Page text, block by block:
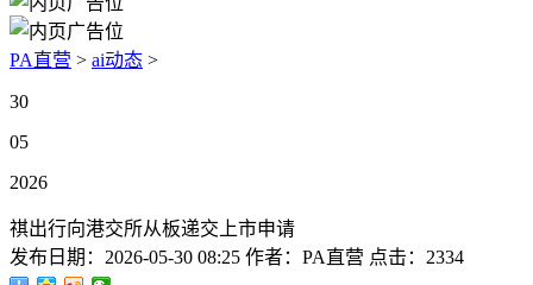
PA直营 > ai动态 >
30
05
2026
祺出行向港交所从板递交上市申请
发布日期： 2026-05-30 08:25 作者： PA直营 点击： 2334